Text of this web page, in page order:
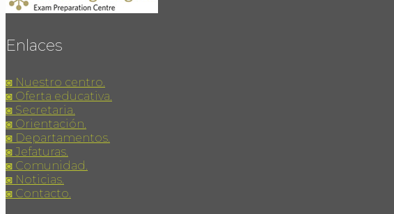
Enlaces
◙ Nuestro centro.
◙ Oferta educativa.
◙ Secretaria.
◙ Orientación.
◙ Departamentos.
◙ Jefaturas.
◙ Comunidad.
◙ Noticias.
◙ Contacto.